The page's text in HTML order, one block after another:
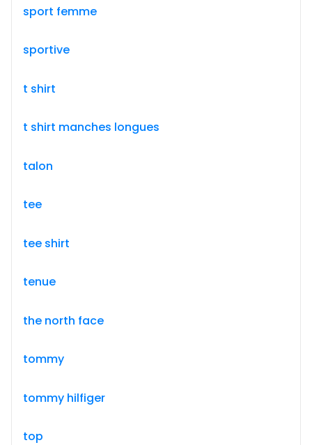
sport femme
sportive
t shirt
t shirt manches longues
talon
tee
tee shirt
tenue
the north face
tommy
tommy hilfiger
top